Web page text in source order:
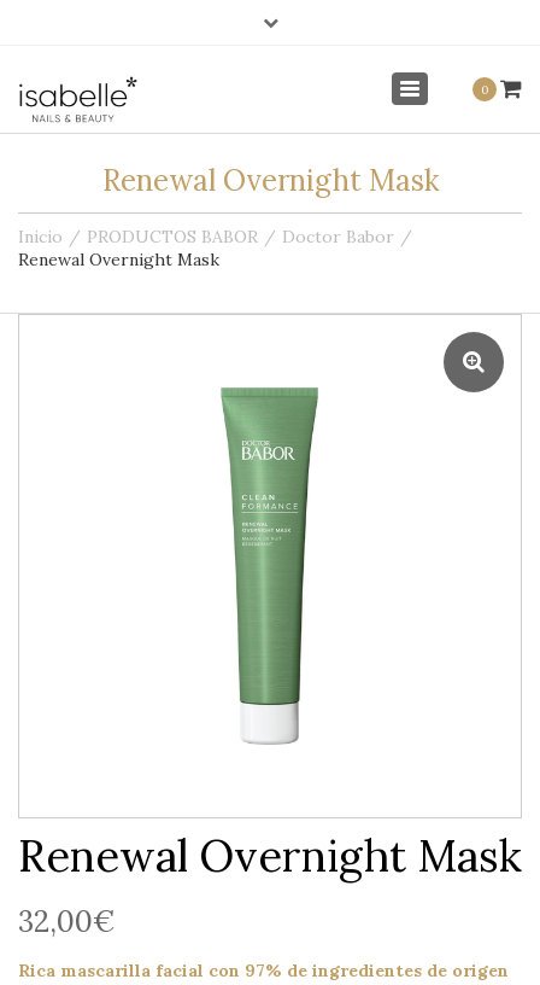
0
Toggle
navigation
Renewal Overnight Mask
Inicio PRODUCTOS BABOR
Doctor Babor
Renewal Overnight Mask
Renewal Overnight Mask
32,00€
Rica mascarilla facial con 97% de ingredientes de origen